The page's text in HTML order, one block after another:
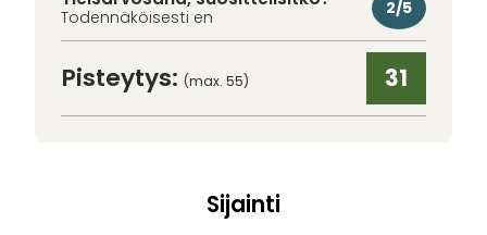
Todennäköisesti en 2/5
Pisteytys: (max. 55) 31
Sijainti